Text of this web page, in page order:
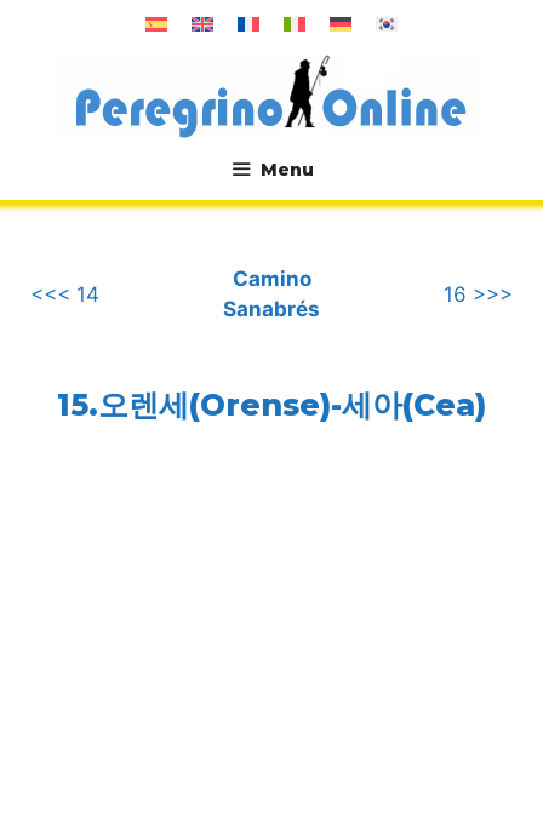
뛰
Menu
.
<<< 14
Camino
Sanabrés
16 >>>
15.오렌세(Orense)-세아(Cea)